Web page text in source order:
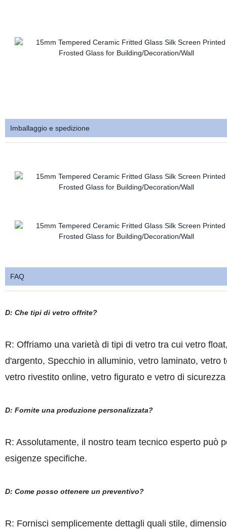
Imballaggio e spedizione
FAQ
D: Che tipi di vetro offrite?
R: Offriamo una varietà di tipi di vetro tra cui vetro
d'argento, Specchio in alluminio, vetro laminato,
vetro rivestito online, vetro figurato e vetro di
D: Fornite una produzione personalizzata?
R: Assolutamente, il nostro team tecnico esperto può
esigenze specifiche.
D: Come posso ottenere un preventivo?
R: Fornisci semplicemente dettagli quali stile,